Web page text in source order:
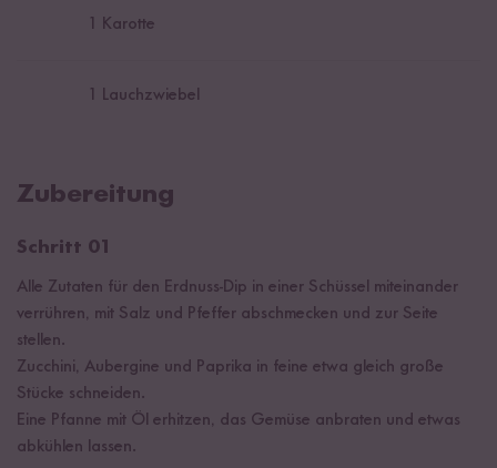
1 Karotte
1 Lauchzwiebel
Zubereitung
Schritt 01
Alle Zutaten für den Erdnuss-Dip in einer Schüssel miteinander
verrühren, mit Salz und Pfeffer abschmecken und zur Seite
stellen.
Zucchini, Aubergine und Paprika in feine etwa gleich große
Stücke schneiden.
Eine Pfanne mit Öl erhitzen, das Gemüse anbraten und etwas
abkühlen lassen.